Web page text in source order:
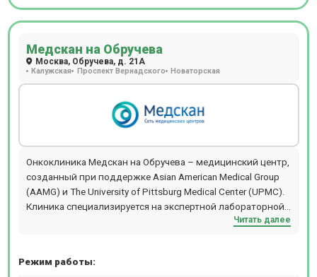
Медскан на Обручева
Москва, Обручева, д. 21А
Калужская Проспект Вернадского Новаторская
Онкоклиника Медскан на Обручева – медицинский центр,
созданный при поддержке Asian American Medical Group
(AAMG) и The University of Pittsburg Medical Center (UPMC).
Клиника специализируется на экспертной лабораторной
и лучевой диагностике. Лечение онкологических
используется линейный ускоритель Varian True Beam,
Читать далее
Режим работы: